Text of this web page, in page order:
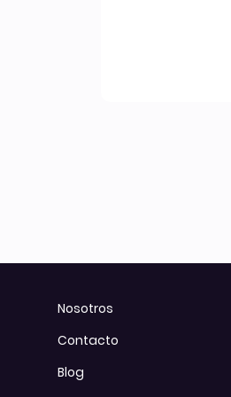
Nosotros
Contacto
Blog